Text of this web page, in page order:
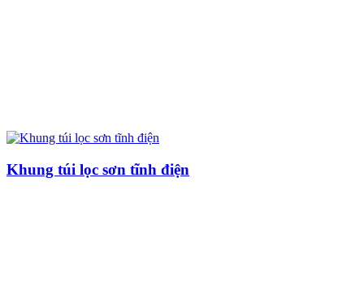
Khung túi lọc sơn tĩnh điện